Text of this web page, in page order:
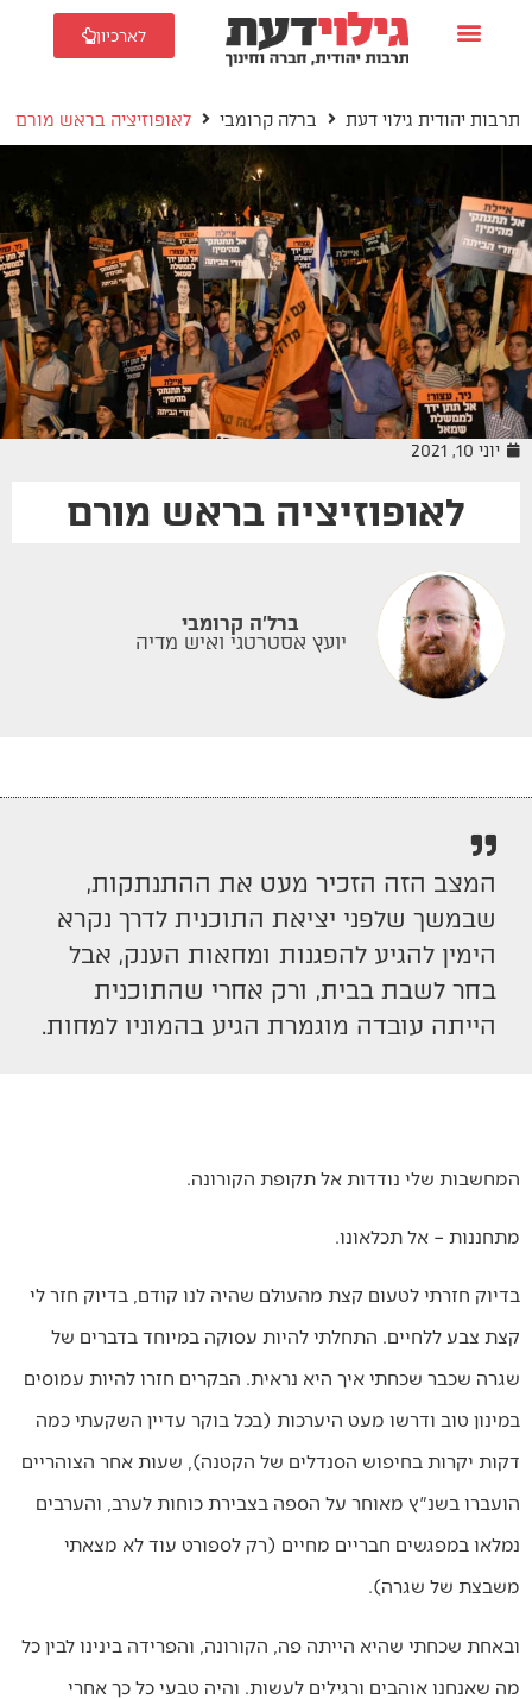
לארכיון
תרבות יהודית גילוי דעת ברלה קרומבי לאופוזיציה בראש מורם
יוני 10, 2021
ברלה קרומבי
לאופוזיציה בראש מורם
ברל'ה קרומבי
יועץ אסטרטגי ואיש מדיה
המצב הזה הזכיר מעט את ההתנתקות,
שבמשך שלפני יציאת התוכנית לדרך נקרא
הימין להגיע להפגנות ומחאות הענק, אבל
בחר לשבת בבית, ורק אחרי שהתוכנית
הייתה עובדה מוגמרת הגיע בהמוניו למחות.
המחשבות שלי נודדות אל תקופת הקורונה.
מתחננות – אל תכלאונו.
בדיוק חזרתי לטעום קצת מהעולם שהיה לנו קודם, בדיוק חזר לי
קצת צבע ללחיים. התחלתי להיות עסוקה במיוחד בדברים של
שגרה שכבר שכחתי איך היא נראית. הבקרים חזרו להיות עמוסים
במינון טוב ודרשו מעט היערכות (בכל בוקר עדיין השקעתי כמה
דקות יקרות בחיפוש הסנדלים של הקטנה), שעות אחר הצוהריים
הועברו בשנ"ץ מאוחר על הספה בצבירת כוחות לערב, והערבים
נמלאו במפגשים חבריים מחיים (רק לספורט עוד לא מצאתי
משבצת של שגרה).
ובאחת שכחתי שהיא הייתה פה, הקורונה, והפרידה בינינו לבין כל
מה שאנחנו אוהבים ורגילים לעשות. והיה טבעי כל כך אחרי